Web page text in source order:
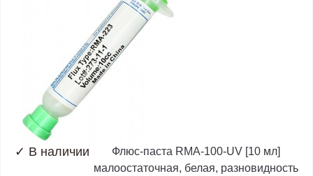
✓ В наличии
Флюс-паста RMA-100-UV [10 мл]
малоостаточная, белая, разновидность